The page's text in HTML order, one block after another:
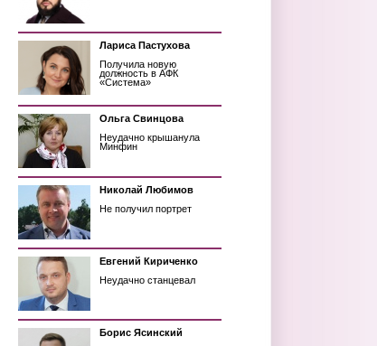
Лариса Пастухова
Получила новую
должность в АФК
«Система»
Ольга Свинцова
Неудачно крышанула
Минфин
Николай Любимов
Не получил портрет
Евгений Кириченко
Неудачно станцевал
Борис Ясинский